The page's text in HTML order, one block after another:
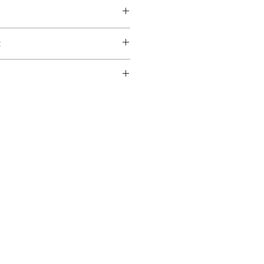
für einen sicheren und
mit Lufteinlässen am Kinn und
22.06 garantiert höchste
Aufprallenergie
für maximalen Schutz
die Aerodynamik des
120 MaxVision™ für
bei allen Wetterbedingungen
für die Visiermontage ohne
es für frische im Helm
herausnehmbar und
Pflege